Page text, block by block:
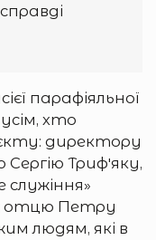
парафіяльної
хто
директору
Трифʼяку,
служіння»
отцю Петру
людям, які в